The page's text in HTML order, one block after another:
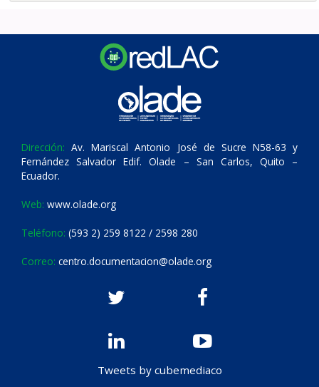
Dirección: Av. Mariscal Antonio José de Sucre N58-63 y
Fernández Salvador Edif. Olade – San Carlos, Quito –
Ecuador.
Web: www.olade.org
Teléfono: (593 2) 259 8122 / 2598 280
Correo: centro.documentacion@olade.org
Tweets by cubemediaco